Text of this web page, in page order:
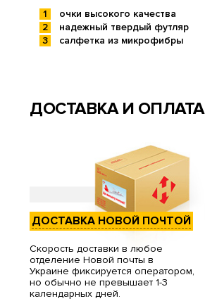
очки высокого качества
надежный твердый футляр
салфетка из микрофибры
ДОСТАВКА И ОПЛАТА
ДОСТАВКА НОВОЙ ПОЧТОЙ
Скорость доставки в любое
отделение Новой почты в
Украине фиксируется оператором,
но обычно не превышает 1-3
календарных дней.